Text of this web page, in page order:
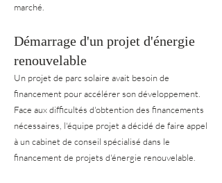
marché.
Démarrage d'un projet d'énergie
renouvelable
Un projet de parc solaire avait besoin de
financement pour accélérer son développement.
Face aux difficultés d'obtention des financements
nécessaires, l'équipe projet a décidé de faire appel
à un cabinet de conseil spécialisé dans le
financement de projets d'énergie renouvelable.